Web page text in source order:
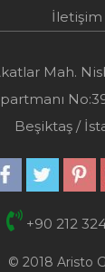
İletişim
Mah.
Beşiktaş /
+90 212
© 2018 Aristo